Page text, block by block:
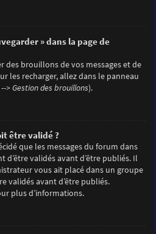
» dans la page de
des brouillons de vos messages et de
les recharger, allez dans le panneau
> Gestion des brouillons).
être validé ?
que les messages du forum dans
d’être validés avant d’être publiés. Il
vous ait placé dans un groupe
validés avant d’être publiés.
plus d’informations.